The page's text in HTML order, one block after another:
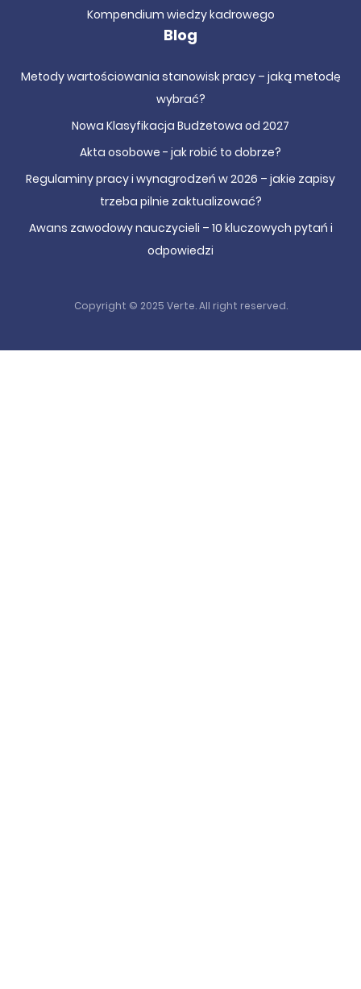
Kompendium wiedzy kadrowego
Blog
Metody wartościowania stanowisk pracy – jaką metodę
wybrać?
Nowa Klasyfikacja Budżetowa od 2027
Akta osobowe - jak robić to dobrze?
Regulaminy pracy i wynagrodzeń w 2026 – jakie zapisy
trzeba pilnie zaktualizować?
Awans zawodowy nauczycieli – 10 kluczowych pytań i
odpowiedzi
Copyright © 2025 Verte. All right reserved.